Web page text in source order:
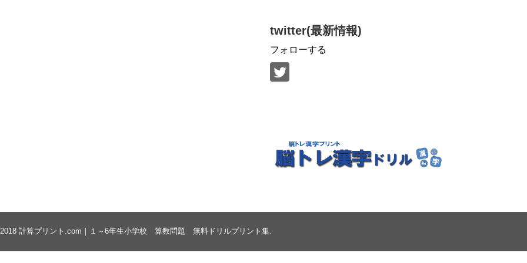
twitter(最新情報)
フォローする
計算プリント.com｜１～6年生小学校 算数問題 無料ドリルプリント集